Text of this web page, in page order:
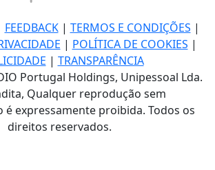
FEEDBACK| TERMOS E CONDIÇÕES |
| POLÍTICA DE COOKIES |
| TRANSPARÊNCIA
Portugal Holdings, Unipessoal Lda.
Qualquer reprodução sem
é expressamente proibida. Todos os
direitos reservados.